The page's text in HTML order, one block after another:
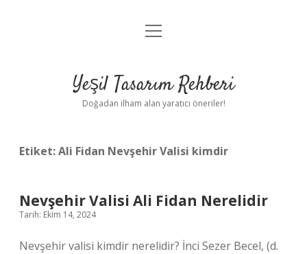
Anasayfa
Yasal Uyarı
menüyü
Yeşil Tasarım Rehberi
Doğadan ilham alan yaratıcı öneriler!
Etiket:Ali Fidan Nevşehir Valisi kimdir
Nevşehir Valisi Ali Fidan Nerelidir
Tarih: Ekim 14, 2024
Nevşehir valisi kimdir nerelidir? İnci Sezer Becel, (d.